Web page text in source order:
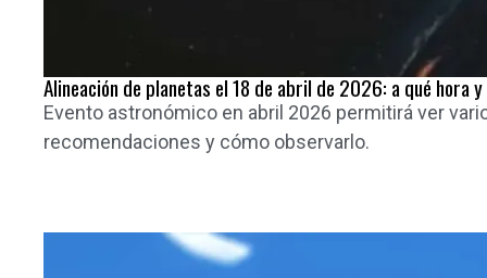
Alineación de planetas el 18 de abril de 2026: a qué hora
Evento astronómico en abril 2026 permitirá ver
recomendaciones y cómo observarlo.